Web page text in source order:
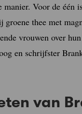
manier. Voor de één
thee met
vrouwen over
en schrijfster
van